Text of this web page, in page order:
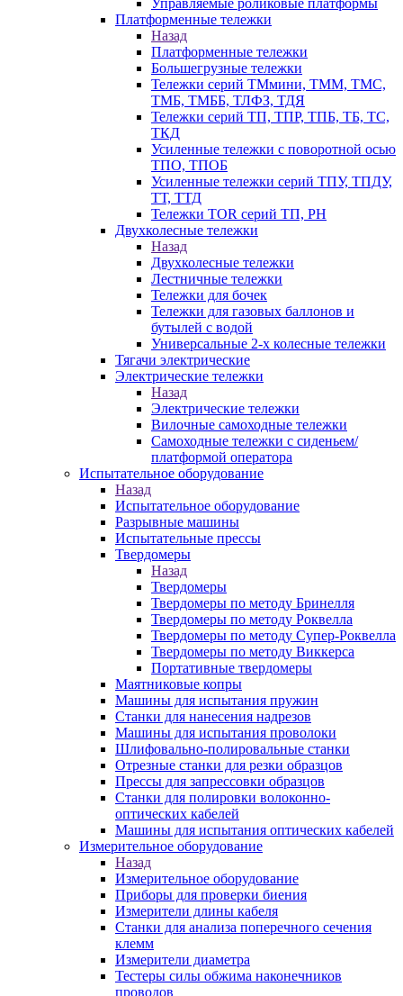
Управляемые роликовые платформы
Платформенные тележки
Назад
Платформенные тележки
Большегрузные тележки
Тележки серий ТМмини, ТММ, ТМС,
ТМБ, ТМББ, ТЛФЗ, ТДЯ
Тележки серий ТП, ТПР, ТПБ, ТБ, ТС,
ТКД
Усиленные тележки с поворотной осью
ТПО, ТПОБ
Усиленные тележки серий ТПУ, ТПДУ,
ТТ, ТТД
Тележки TOR серий ТП, PH
Двухколесные тележки
Назад
Двухколесные тележки
Лестничные тележки
Тележки для бочек
Тележки для газовых баллонов и
бутылей с водой
Универсальные 2-х колесные тележки
Тягачи электрические
Электрические тележки
Назад
Электрические тележки
Вилочные самоходные тележки
Самоходные тележки с сиденьем/
платформой оператора
Испытательное оборудование
Назад
Испытательное оборудование
Разрывные машины
Испытательные прессы
Твердомеры
Назад
Твердомеры
Твердомеры по методу Бринелля
Твердомеры по методу Роквелла
Твердомеры по методу Супер-Роквелла
Твердомеры по методу Виккерса
Портативные твердомеры
Маятниковые копры
Машины для испытания пружин
Станки для нанесения надрезов
Машины для испытания проволоки
Шлифовально-полировальные станки
Отрезные станки для резки образцов
Прессы для запрессовки образцов
Станки для полировки волоконно-
оптических кабелей
Машины для испытания оптических кабелей
Измерительное оборудование
Назад
Измерительное оборудование
Приборы для проверки биения
Измерители длины кабеля
Станки для анализа поперечного сечения
клемм
Измерители диаметра
Тестеры силы обжима наконечников
проводов